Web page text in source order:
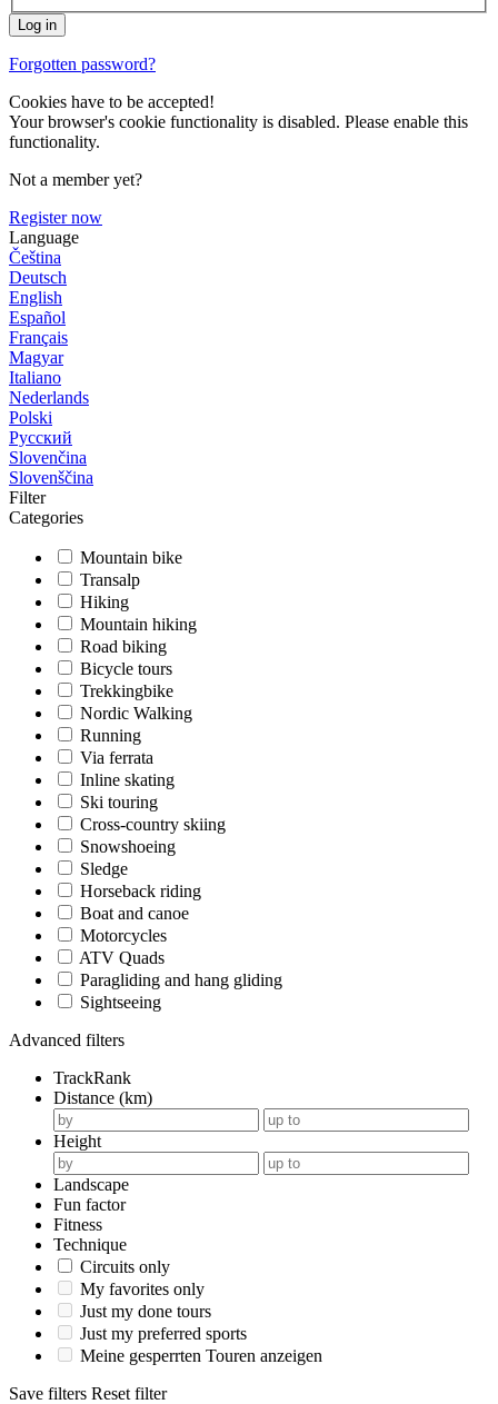
Forgotten password?
Cookies have to be accepted!
Your browser's cookie functionality is disabled. Please enable this
functionality.
Not a member yet?
Register now
Language
Čeština
Deutsch
English
Español
Français
Magyar
Italiano
Nederlands
Polski
Русский
Slovenčina
Slovenščina
Filter
Categories
Mountain bike
Transalp
Hiking
Mountain hiking
Road biking
Bicycle tours
Trekkingbike
Nordic Walking
Running
Via ferrata
Inline skating
Ski touring
Cross-country skiing
Snowshoeing
Sledge
Horseback riding
Boat and canoe
Motorcycles
ATV Quads
Paragliding and hang gliding
Sightseeing
Advanced filters
TrackRank
Distance (km)
Height
Landscape
Fun factor
Fitness
Technique
Circuits only
My favorites only
Just my done tours
Just my preferred sports
Meine gesperrten Touren anzeigen
Save filters Reset filter